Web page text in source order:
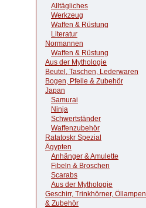
Alltägliches
Werkzeug
Waffen & Rüstung
Literatur
Normannen
Waffen & Rüstung
Aus der Mythologie
Beutel, Taschen, Lederwaren
Bogen, Pfeile & Zubehör
Japan
Samurai
Ninja
Schwertständer
Waffenzubehör
Ratatoskr Spezial
Ägypten
Anhänger & Amulette
Fibeln & Broschen
Scarabs
Aus der Mythologie
Geschirr, Trinkhörner, Öllampen
& Zubehör